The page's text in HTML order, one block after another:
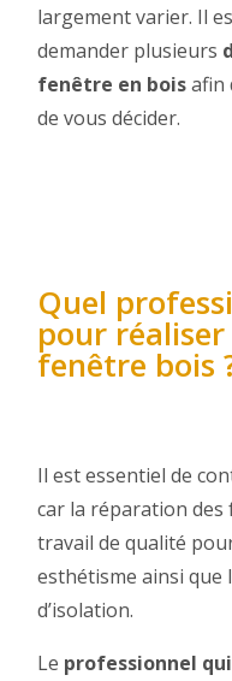
largement varier. Il
demander plusieurs
fenêtre en boisafin
de vous décider.
Quel
pour réaliser
fenêtre bois
Il est essentiel de
car la réparation
travail de qualité
esthétisme ainsi
d’isolation.
Le professionnel